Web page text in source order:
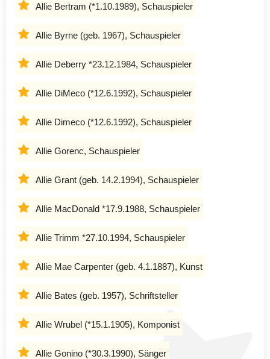
Allie Bertram (*1.10.1989), Schauspieler
Allie Byrne (geb. 1967), Schauspieler
Allie Deberry *23.12.1984, Schauspieler
Allie DiMeco (*12.6.1992), Schauspieler
Allie Dimeco (*12.6.1992), Schauspieler
Allie Gorenc, Schauspieler
Allie Grant (geb. 14.2.1994), Schauspieler
Allie MacDonald *17.9.1988, Schauspieler
Allie Trimm *27.10.1994, Schauspieler
Allie Mae Carpenter (geb. 4.1.1887), Kunst
Allie Bates (geb. 1957), Schriftsteller
Allie Wrubel (*15.1.1905), Komponist
Allie Gonino (*30.3.1990), Sänger